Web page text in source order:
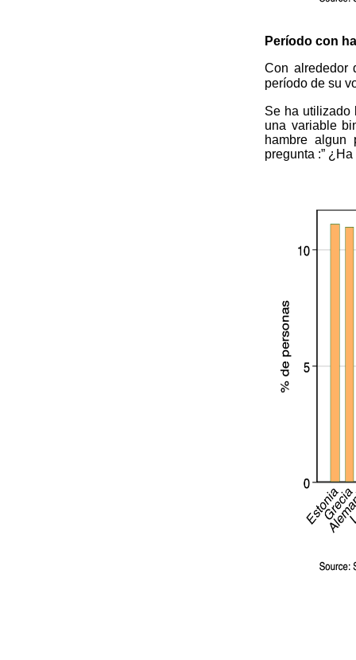
Período con
Con alrededor
período de su
Se ha utilizado
una variable
hambre algun
pregunta :”